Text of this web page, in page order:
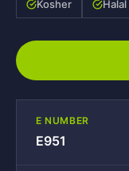
Kosher Halal
E NUMBER
E951